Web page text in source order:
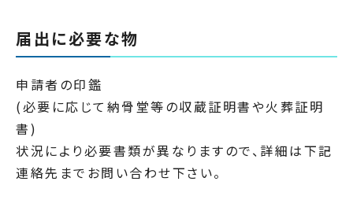
届出に必要な物
申請者の印鑑
(必要に応じて納骨堂等の収蔵証明書や火葬証明
書)
状況により必要書類が異なりますので、詳細は下記
連絡先までお問い合わせ下さい。